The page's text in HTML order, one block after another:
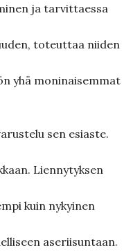
ja tarvittaessa
toteuttaa niiden
yhä moninaisemmat
sen esiaste.
Liennytyksen
kuin nykyinen
aseriisuntaan.